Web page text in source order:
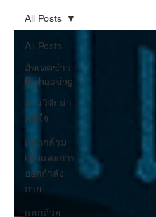
All Posts
อัพเดตข่าว
Biohacking
งานวิจัยน่า
สนใจ
แฮกกล้าม
เนื้อและการ
ออกกำลัง
กาย
แฮกด้วย
All Posts